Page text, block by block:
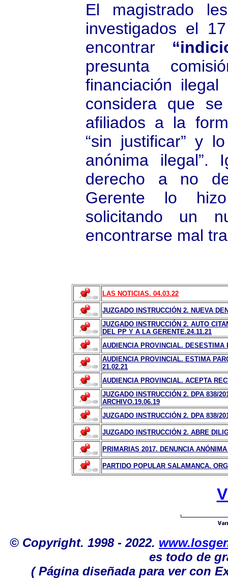
El magistrado
investigados el
encontrar
presunta
financiación
considera que
afiliados a la
“sin justificar” y
anónima ilegal”.
derecho a no
Gerente lo
solicitando un
encontrarse mal
LAS NOTICIAS. 04.03.22
JUZGADO INSTRUCCIÓN 2. NUEVA
JUZGADO INSTRUCCIÓN 2. AUTO
DEL PP Y A LA GERENTE.24.11.21
AUDIENCIA PROVINCIAL. DESESTIMA
AUDIENCIA PROVINCIAL. ESTIMA
21.02.21
AUDIENCIA PROVINCIAL. ACEPTA
JUZGADO INSTRUCCIÓN 2. DPA 838/
ARCHIVO.19.06.19
JUZGADO INSTRUCCIÓN 2. DPA 838/
JUZGADO INSTRUCCIÓN 2. ABRE
PRIMARIAS 2017. DENUNCIA
PARTIDO POPULAR SALAMANCA.
© Copyright. 1998 - 2022.
es todo de
( Página diseñada para ver con